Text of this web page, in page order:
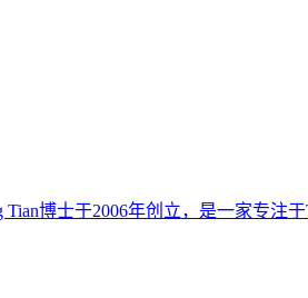
Tian博士于2006年创立，是一家专